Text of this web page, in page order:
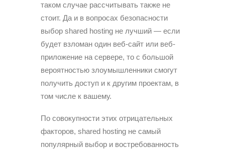
таком случае рассчитывать также не
стоит. Да и в вопросах безопасности
выбор shared hosting не лучший — если
будет взломан один веб-сайт или веб-
приложение на сервере, то с большой
вероятностью злоумышленники смогут
получить доступ и к другим проектам, в
том числе к вашему.
По совокупности этих отрицательных
факторов, shared hosting не самый
популярный выбор и востребованность